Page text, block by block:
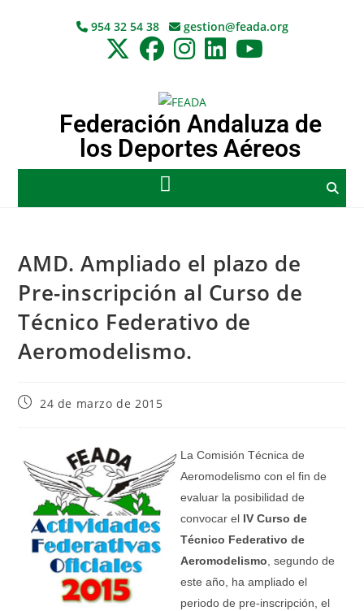
954 32 54 38 gestion@feada.org
Federación Andaluza de
los Deportes Aéreos
AMD. Ampliado el plazo de
Pre-inscripción al Curso de
Técnico Federativo de
Aeromodelismo.
24 de marzo de 2015
La Comisión Técnica de
Aeromodelismo con el fin de
evaluar la posibilidad de
convocar el IV Curso de
Técnico Federativo de
Aeromodelismo, segundo de
este año, ha ampliado el
periodo de pre-inscripción, el